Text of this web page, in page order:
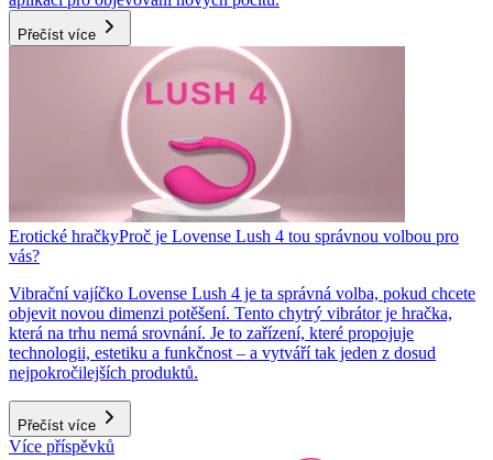
Přečíst více
Erotické hračkyProč je Lovense Lush 4 tou správnou volbou pro
vás?
Vibrační vajíčko Lovense Lush 4 je ta správná volba, pokud chcete
objevit novou dimenzi potěšení. Tento chytrý vibrátor je hračka,
která na trhu nemá srovnání. Je to zařízení, které propojuje
technologii, estetiku a funkčnost – a vytváří tak jeden z dosud
nejpokročilejších produktů.
Přečíst více
Více příspěvků